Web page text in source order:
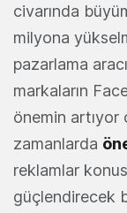
civarında
milyona
pazarlama
markaların
önemin artıyor
zamanlarda
reklamlar
güçlendirecek